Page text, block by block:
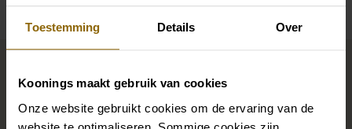
Toestemming Details Over
Koonings maakt gebruik van cookies
Onze website gebruikt cookies om de ervaring van de
Complétez votre look de
mariée